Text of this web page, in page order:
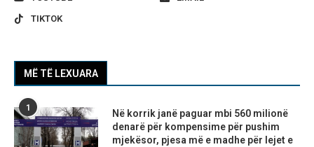
TIKTOK
MË TË LEXUARA
1
Në korrik janë paguar mbi 560 milionë
denarë për kompensime për pushim
mjekësor, pjesa më e madhe për lejet e